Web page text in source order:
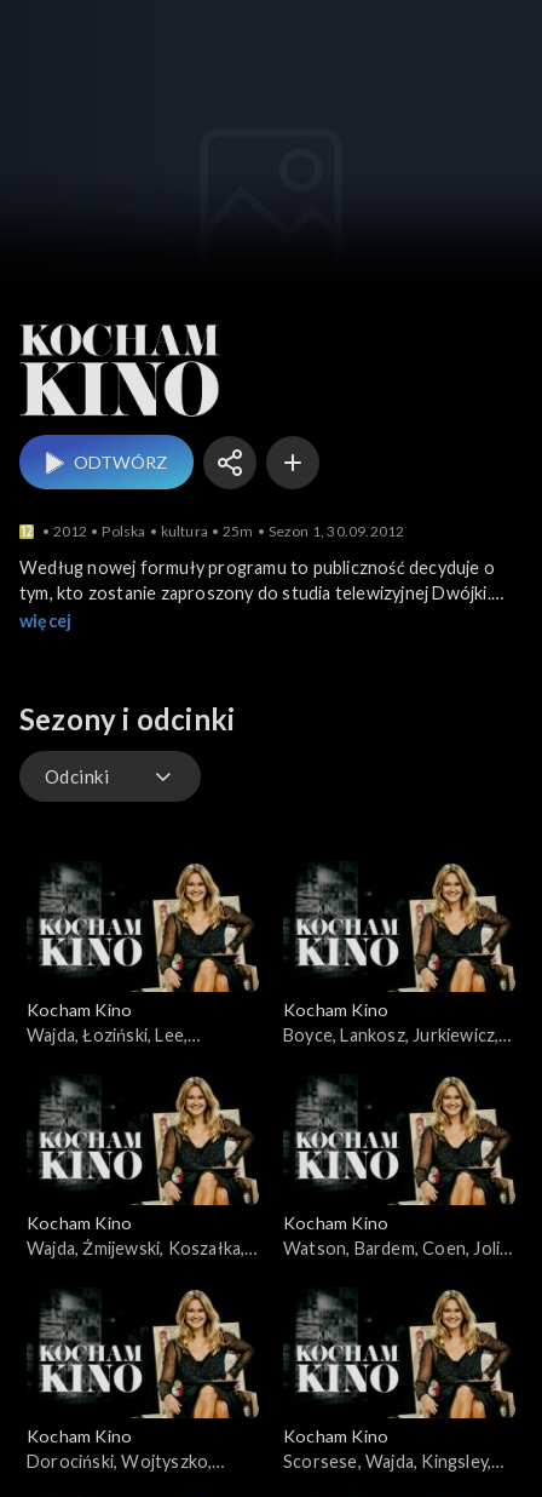
ODTWÓRZ
2012 Polska kultura 25m Sezon 1, 30.09.2012
Według nowej formuły programu to publiczność decyduje o
tym, kto zostanie zaproszony do studia telewizyjnej Dwójki.
Tym razem w magazynie „Kocham kino” gościł Lech Majewski.
więcej
Sezony i odcinki
Odcinki
Kocham Kino
Wajda, Łoziński, Lee,
Kocham Kino
Boyce, Lankosz, Jurkiewicz,
03.06.2008
Kocham Kino
Wajda, Żmijewski, Koszałka,
Kocham Kino
Watson, Bardem, Coen, Jolie,
Kocham Kino
Dorociński, Wojtyszko,
Kocham Kino
Scorsese, Wajda, Kingsley,